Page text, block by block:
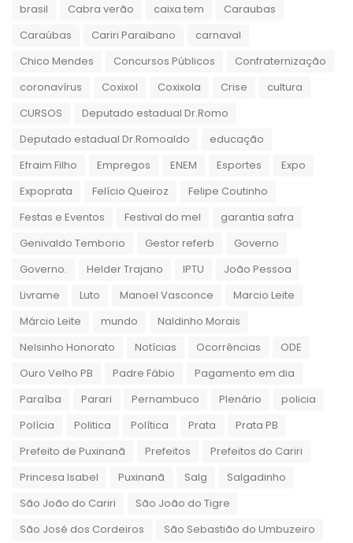
brasil
Cabra verão caixa tem
Caraubas
Caraúbas
Cariri Paraibano
carnaval
Chico Mendes
Concursos Públicos
Confraternização
coronavírus
Coxixol Coxixola Crise
cultura
CURSOS
Deputado estadual Dr.Romo
Deputado estadual Dr.Romoaldo
educação
Efraim Filho
Empregos ENEM Esportes
Expo
Expoprata
Felício Queiroz
Felipe Coutinho
Festas e Eventos
Festival do mel
garantia safra
Genivaldo Temborio
Gestor referb
Governo
Governo.
Helder Trajano IPTU
João Pessoa
Livrame
Luto Manoel Vasconce
Marcio Leite
Márcio Leite
mundo
Naldinho Morais
Nelsinho Honorato
Notícias Ocorrências
ODE
Ouro Velho PB
Padre Fábio
Pagamento em dia
Paraíba
Parari Pernambuco Plenário
policia
Polícia
Politica Política Prata
Prata PB
Prefeito de Puxinanã
Prefeitos
Prefeitos do Cariri
Princesa Isabel
Puxinanã Salg
Salgadinho
São João do Cariri
São João do Tigre
São José dos Cordeiros
São Sebastião do Umbuzeiro